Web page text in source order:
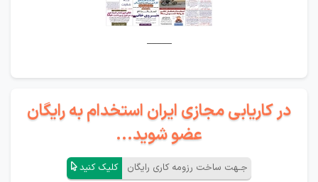
_____
در کاریابی مجازی ایران استخدام به رایگان
عضو شوید...
جـهت ساخت رزومه کاری رایگان کلیک کنید